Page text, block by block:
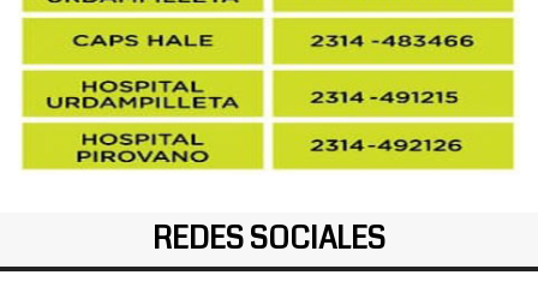
REDES SOCIALES